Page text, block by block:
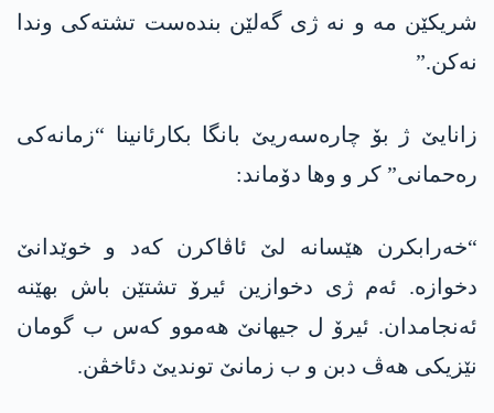
شریکێن مە و نە ژی گەلێن بندەست تشتەکی وندا
نەکن.”
زانایێ ژ بۆ چارەسەریێ بانگا بکارئانینا “زمانەکی
رەحمانی” کر و وھا دۆماند:
“خەرابکرن ھێسانە لێ ئاڤاکرن کەد و خوێدانێ
دخوازە. ئەم ژی دخوازین ئیرۆ تشتێن باش بهێنە
ئەنجامدان. ئیرۆ ل جیھانێ ھەموو کەس ب گومان
نێزیکی ھەڤ دبن و ب زمانێ توندیێ دئاخڤن.